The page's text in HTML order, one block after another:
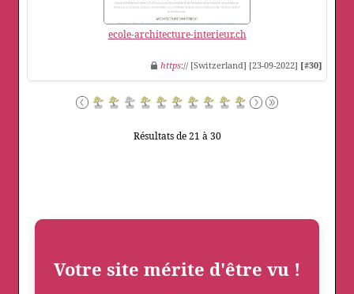
ecole-architecture-interieur.ch
https:// [Switzerland] [23-09-2022] [#30]
Résultats de 21 à 30
Votre site mérite d'être vu !